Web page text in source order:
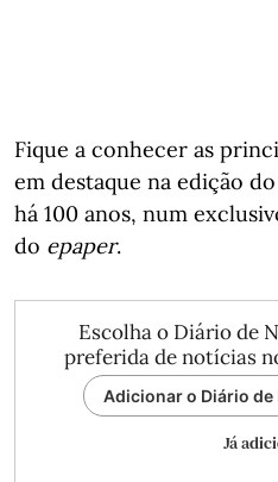
Fique a conhecer as
em destaque na edição
há 100 anos, num
do epaper.
Escolha o Diário de
preferida de notícias
Adicionar o Diário
Já